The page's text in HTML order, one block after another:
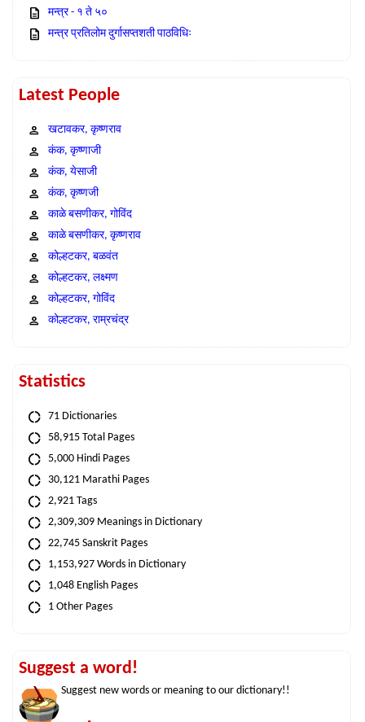
मन्त्र - १ ते ५०
मन्त्र प्रतिलोम दुर्गासप्तशती पाठविधिः
Latest People
खटावकर, कृष्णराव
कंक, कृष्णाजी
कंक, येसाजी
कंक, कृष्णजी
काळे बसणीकर, गोविंद
काळे बसणीकर, कृष्णराव
कोल्हटकर, बळवंत
कोल्हटकर, लक्ष्मण
कोल्हटकर, गोविंद
कोल्हटकर, राम्रचंद्र
Statistics
71 Dictionaries
58,915 Total Pages
5,000 Hindi Pages
30,121 Marathi Pages
2,921 Tags
2,309,309 Meanings in Dictionary
22,745 Sanskrit Pages
1,153,927 Words in Dictionary
1,048 English Pages
1 Other Pages
Suggest a word!
Suggest new words or meaning to our dictionary!!